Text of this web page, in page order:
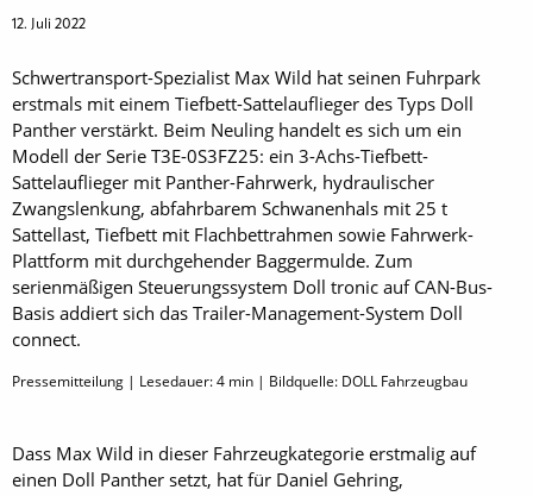
12. Juli 2022
Schwertransport-Spezialist Max Wild hat seinen Fuhrpark
erstmals mit einem Tiefbett-Sattelauflieger des Typs Doll
Panther verstärkt. Beim Neuling handelt es sich um ein
Modell der Serie T3E-0S3FZ25: ein 3-Achs-Tiefbett-
Sattelauflieger mit Panther-Fahrwerk, hydraulischer
Zwangslenkung, abfahrbarem Schwanenhals mit 25 t
Sattellast, Tiefbett mit Flachbettrahmen sowie Fahrwerk-
Plattform mit durchgehender Baggermulde. Zum
serienmäßigen Steuerungssystem Doll tronic auf CAN-Bus-
Basis addiert sich das Trailer-Management-System Doll
connect.
Pressemitteilung | Lesedauer:4 min | Bildquelle: DOLL Fahrzeugbau
Dass Max Wild in dieser Fahrzeugkategorie erstmalig auf
einen Doll Panther setzt, hat für Daniel Gehring,